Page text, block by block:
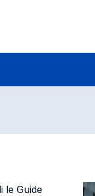
le Guide